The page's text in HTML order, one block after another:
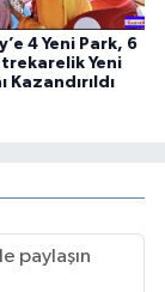
4 Yeni Park, 6
Yeni
Kazandırıldı